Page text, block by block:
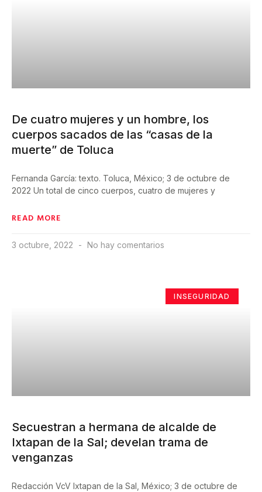
De cuatro mujeres y un hombre, los
cuerpos sacados de las “casas de la
muerte” de Toluca
Fernanda García: texto. Toluca, México; 3 de octubre de
2022 Un total de cinco cuerpos, cuatro de mujeres y
READ MORE
3 octubre, 2022 No hay comentarios
INSEGURIDAD
Secuestran a hermana de alcalde de
Ixtapan de la Sal; develan trama de
venganzas
Redacción VcV Ixtapan de la Sal, México; 3 de octubre de